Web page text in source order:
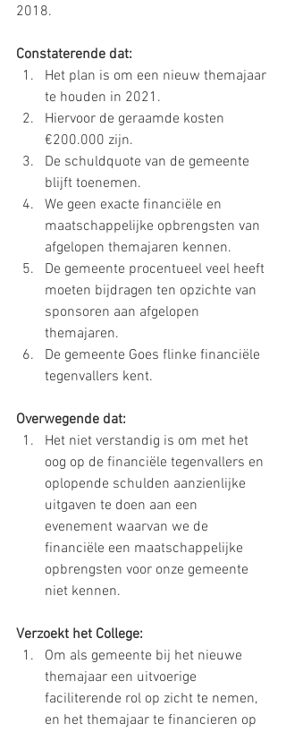
2018.
Constaterende dat:
Het plan is om een nieuw themajaar
te houden in 2021.
Hiervoor de geraamde kosten
€200.000 zijn.
De schuldquote van de gemeente
blijft toenemen.
We geen exacte financiële en
maatschappelijke opbrengsten van
afgelopen themajaren kennen.
De gemeente procentueel veel heeft
moeten bijdragen ten opzichte van
sponsoren aan afgelopen
themajaren.
De gemeente Goes flinke financiële
tegenvallers kent.
Overwegende dat:
Het niet verstandig is om met het
oog op de financiële tegenvallers en
oplopende schulden aanzienlijke
uitgaven te doen aan een
evenement waarvan we de
financiële een maatschappelijke
opbrengsten voor onze gemeente
niet kennen.
Verzoekt het College:
Om als gemeente bij het nieuwe
themajaar een uitvoerige
faciliterende rol op zicht te nemen,
en het themajaar te financieren op